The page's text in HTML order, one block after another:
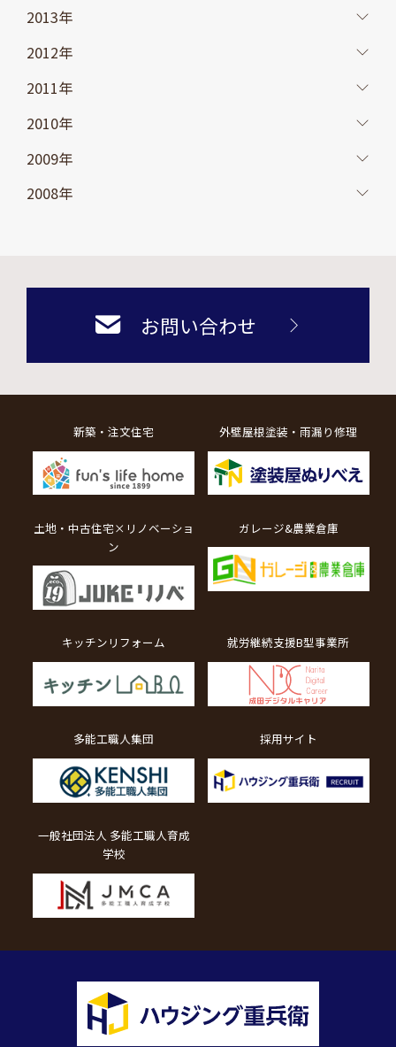
2013年
2012年
2011年
2010年
2009年
2008年
お問い合わせ
新築・注文住宅 外壁屋根塗装・雨漏り修理
土地・中古住宅×リノベーショ
ン
ガレージ&農業倉庫
キッチンリフォーム 就労継続支援B型事業所
多能工職人集団 採用サイト
一般社団法人 多能工職人育成
学校